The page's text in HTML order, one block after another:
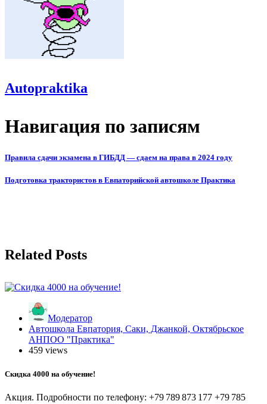
Autopraktika
Навигация по записям
Правила сдачи экзамена в ГИБДД — сдаем на права в 2024 году
Подготовка трактористов в Евпаторийской автошколе Практика
Related Posts
Модератор
Автошкола Евпатория, Саки, Джанкой, Октябрьское
АНПОО "Практика"
459 views
Скидка 4000 на обучение!
Акция. Подробности по телефону: +79 789 873 177 +79 785